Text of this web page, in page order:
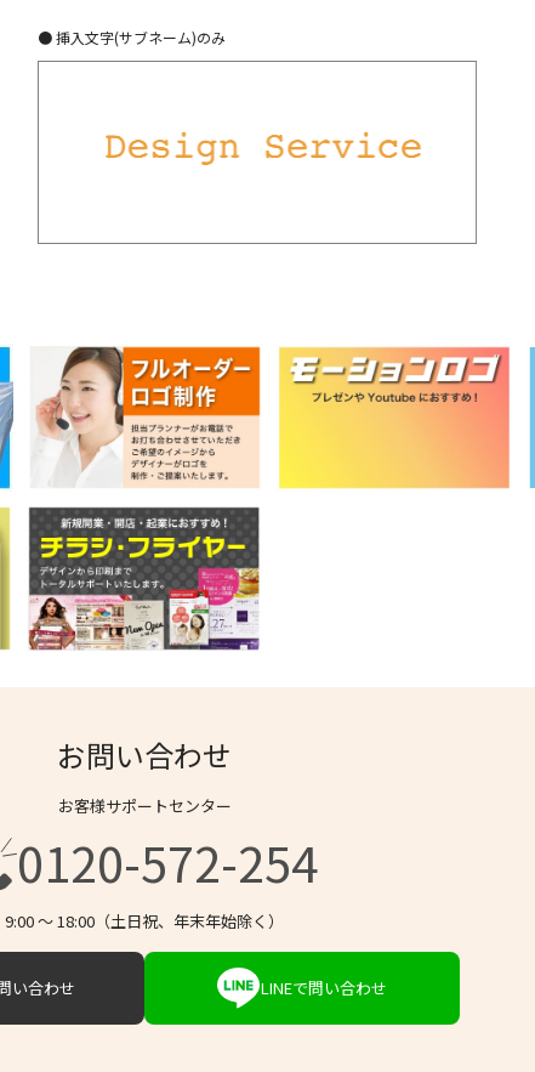
● 挿入文字(サブネーム)のみ
お問い合わせ
お客様サポートセンター
0120-572-254
9:00 〜 18:00（土日祝、年末年始除く）
い合わせ LINEで問い合わせ